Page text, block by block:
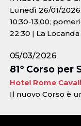
Lunedì 26/01/
10:30-13:00;
22:30 | La
05/03/2026
81° Corso per
Hotel Rome
Il nuovo Corso è